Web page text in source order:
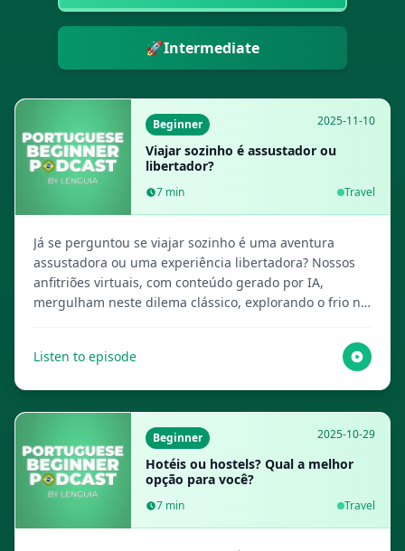
🚀Intermediate
Beginner 2025-11-10
Viajar sozinho é assustador ou
libertador?
7 min Travel
Já se perguntou se viajar sozinho é uma aventura
assustadora ou uma experiência libertadora? Nossos
anfitriões virtuais, com conteúdo gerado por IA,
mergulham neste dilema clássico, explorando o frio na
completo, criar flashcards multimídia e mais recursos
Listen to episode
Beginner 2025-10-29
Hotéis ou hostels? Qual a melhor
opção para você?
7 min Travel